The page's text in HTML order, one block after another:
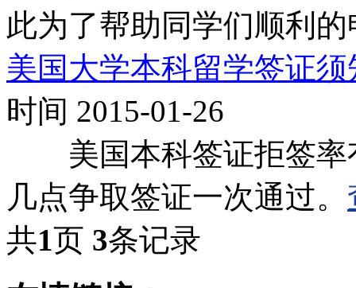
此为了帮助同学们顺利
美国大学本科留学签证须
时间 2015-01-26
美国本科签证拒签率
几点争取签证一次通过。
共1页 3条记录